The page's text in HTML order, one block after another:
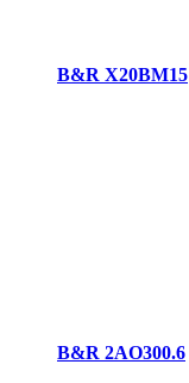
B&R X20BM15
B&R 2AO300.6